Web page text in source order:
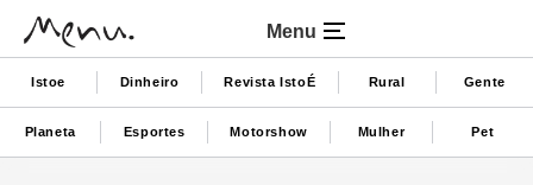
Menu
Istoe Dinheiro Revista IstoÉ Rural Gente
Planeta Esportes Motorshow Mulher Pet